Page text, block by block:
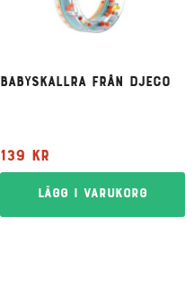
Babyskallra från Djeco
139 kr
Lägg i varukorg